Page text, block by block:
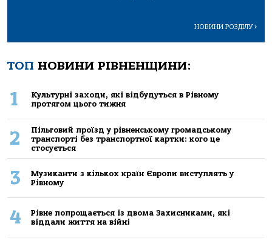
НОВИНИ РОЗДІЛУ>
ТОП НОВИНИ РІВНЕНЩИНИ:
1
Культурні заходи, які відбудуться в Рівному
протягом цього тижня
2
Пільговий проїзд у рівненському громадському
транспорті без транспортної картки: кого це
стосується
3
Музиканти з кількох країн Європи виступлять у
Рівному
4
Рівне попрощається із двома Захисниками, які
віддали життя на війні